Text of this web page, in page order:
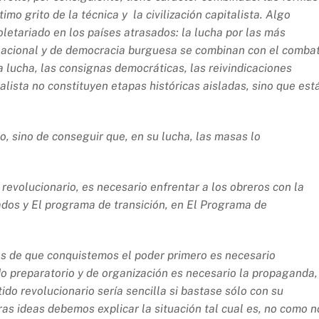
grito de la técnica y la civilización capitalista. Algo
en los países atrasados: la lucha por las más
y de democracia burguesa se combinan con el
las consignas democráticas, las reivindicaciones
no constituyen etapas históricas aisladas, sino que
sino de conseguir que, en su lucha, las masas lo
es necesario enfrentar a los obreros con la
y El programa de transición, en El Programa de
de que conquistemos el poder primero es necesario
preparatorio y de organización es necesario la
revolucionario sería sencilla si bastase sólo con su
ideas debemos explicar la situación tal cual es, no como